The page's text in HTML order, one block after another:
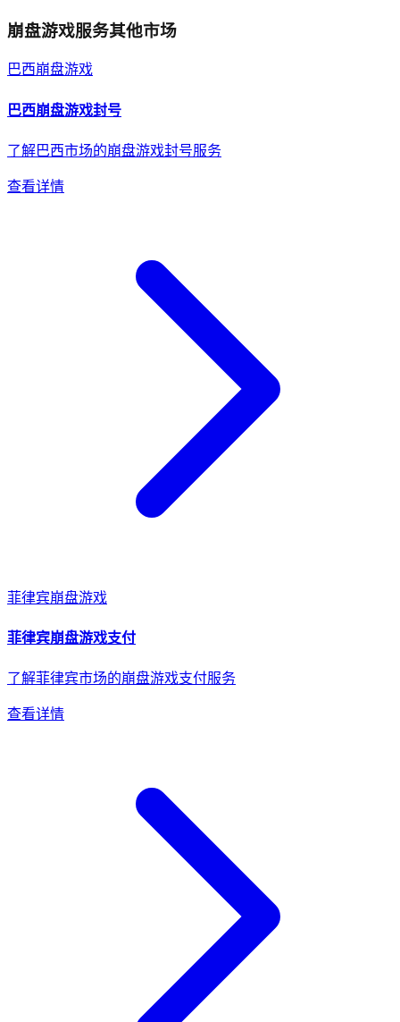
崩盘游戏服务其他市场
巴西崩盘游戏
巴西崩盘游戏封号
了解巴西市场的崩盘游戏封号服务
查看详情
菲律宾崩盘游戏
菲律宾崩盘游戏支付
了解菲律宾市场的崩盘游戏支付服务
查看详情